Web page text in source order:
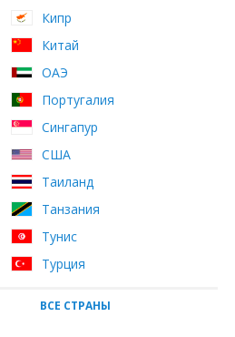
Кипр
Китай
ОАЭ
Португалия
Сингапур
США
Таиланд
Танзания
Тунис
Турция
ВСЕ СТРАНЫ